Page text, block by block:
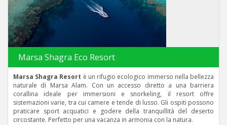
Marsa Shagra Eco Resort
Marsa Shagra Resort è un rifugio ecologico immerso nella bellezza
naturale di Marsa Alam. Con un accesso diretto a una barriera
corallina ideale per immersioni e snorkeling, il resort offre
sistemazioni varie, tra cui camere e tende di lusso. Gli ospiti possono
praticare sport acquatici e godere della tranquillità del deserto
circostante. Perfetto per una vacanza in armonia con la natura.